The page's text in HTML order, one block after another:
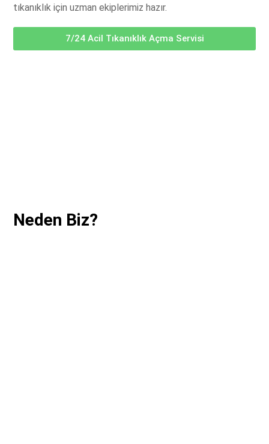
tıkanıklık için uzman ekiplerimiz hazır.
7/24 Acil Tıkanıklık Açma Servisi
Neden Biz?